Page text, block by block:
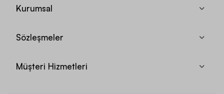
Kurumsal
Sözleşmeler
Müşteri Hizmetleri